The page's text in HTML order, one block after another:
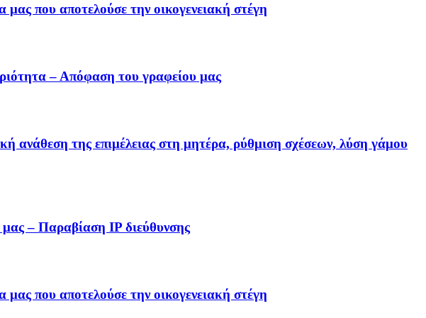
που αποτελούσε την οικογενειακή στέγη
– Απόφαση του γραφείου μας
ανάθεση της επιμέλειας στη μητέρα, ρύθμιση σχέσεων, λύση γάμου
– Παραβίαση IP διεύθυνσης
που αποτελούσε την οικογενειακή στέγη